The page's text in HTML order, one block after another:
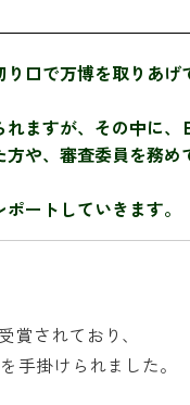
口で万博を取りあげ
ますが、その中に
方や、審査委員を務
ートしていきます。
賞されており、
手掛けられました。